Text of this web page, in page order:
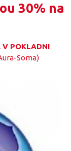
30% na
V POKLADNI
Soma)